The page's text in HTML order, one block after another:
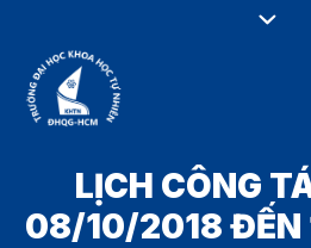
LỊCH CÔNG
08/10/2018 ĐẾN